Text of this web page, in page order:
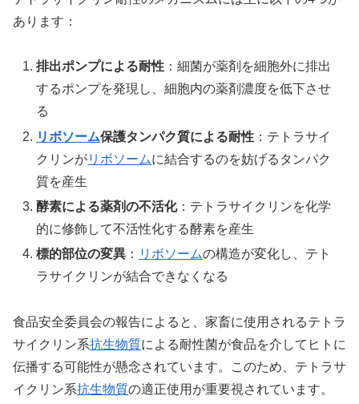
あります：
排出ポンプによる耐性 ：細菌が薬剤を細胞外に排出
するポンプを発現し、細胞内の薬剤濃度を低下させ
る
リボソーム保護タンパク質による耐性 ：テトラサイ
クリンがリボソームに結合するのを妨げるタンパク
質を産生
酵素による薬剤の不活化：テトラサイクリンを化学
的に修飾して不活性化する酵素を産生
標的部位の変異 ： リボソームの構造が変化し、テト
ラサイクリンが結合できなくなる
食品安全委員会の報告によると、家畜に使用されるテトラ
サイクリン系抗生物質による耐性菌が食品を介してヒトに
伝播する可能性が懸念されています。このため、テトラサ
イクリン系抗生物質の適正使用が重要視されています。